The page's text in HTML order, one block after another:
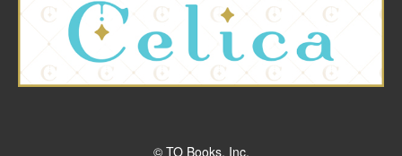
© TO Books, Inc.